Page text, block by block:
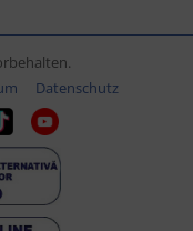
Datenschutz